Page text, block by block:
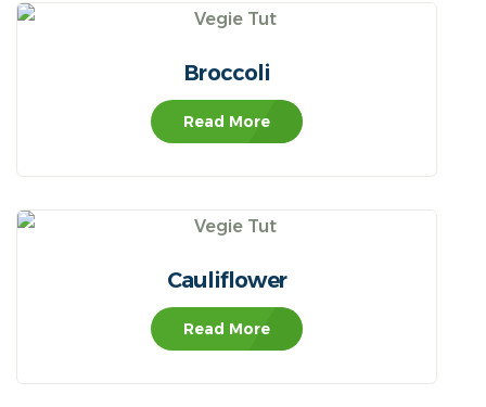
Broccoli
Read More
Cauliflower
Read More